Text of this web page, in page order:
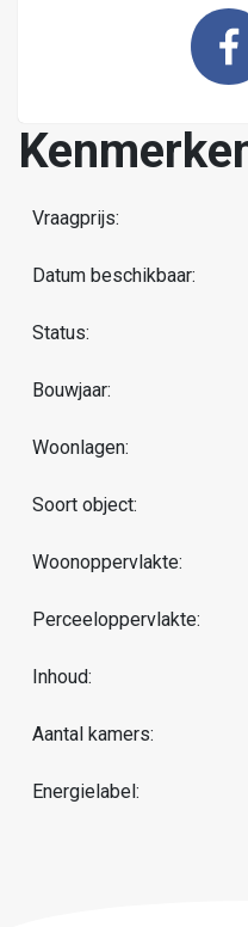
Vraagprijs:
Datum beschikbaar:
Status:
Bouwjaar:
Woonlagen:
Soort object:
Woonoppervlakte:
Perceeloppervlakte:
Inhoud:
Aantal kamers:
Energielabel: